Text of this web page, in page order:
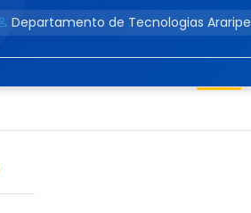
Departamento de Tecnologias Araripe